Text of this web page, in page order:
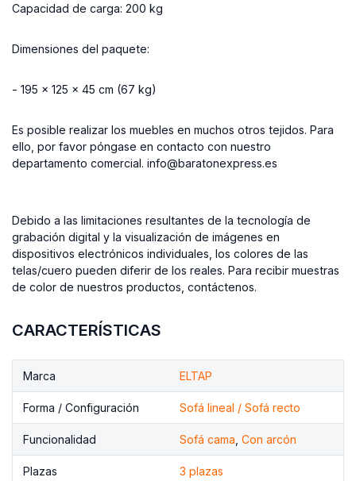
Capacidad de carga: 200 kg
Dimensiones del paquete:
- 195 x 125 x 45 cm (67 kg)
Es posible realizar los muebles en muchos otros tejidos. Para
ello, por favor póngase en contacto con nuestro
departamento comercial. info@baratonexpress.es
Debido a las limitaciones resultantes de la tecnología de
grabación digital y la visualización de imágenes en
dispositivos electrónicos individuales, los colores de las
telas/cuero pueden diferir de los reales. Para recibir muestras
de color de nuestros productos, contáctenos.
CARACTERÍSTICAS
Marca ELTAP
Forma / Configuración Sofá lineal / Sofá recto
Funcionalidad Sofá cama Con arcón
Plazas 3 plazas